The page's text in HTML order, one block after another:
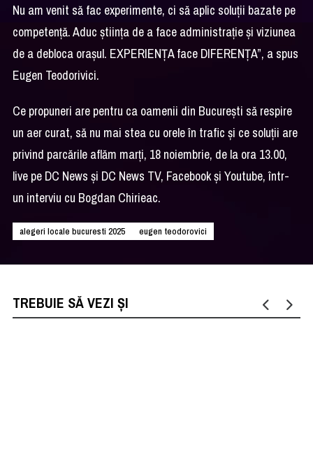
Nu am venit să fac experimente, ci să aplic soluții bazate pe
competență. Aduc știința de a face administrație și viziunea
de a debloca orașul. EXPERIENȚA face DIFERENȚA”, a spus
Eugen Teodorivici.
Ce propuneri are pentru ca oamenii din București să respire
un aer curat, să nu mai stea cu orele în trafic și ce soluții are
privind parcările aflăm marți, 18 noiembrie, de la ora 13.00,
live pe DC News și DC News TV, Facebook și Youtube, într-
un interviu cu Bogdan Chirieac.
alegeri locale bucuresti 2025 eugen teodorovici
TREBUIE SĂ VEZI ȘI